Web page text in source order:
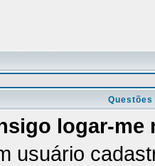
logar-me
usuário